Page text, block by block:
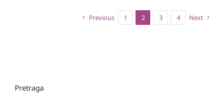
Previous 1 2 3 4 Next
Pretraga